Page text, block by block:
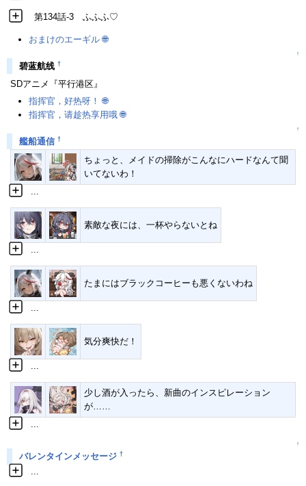
第134話-3 ふふふ♡
おまけのエーギル 🌐
↑
碧蓝航线 †
SDアニメ『平行港区』
指挥官，好热呀！ 🌐
指挥官，请趁热享用哦 🌐
↑
艦船通信 †
ちょっと、メイドの掃除がこんなにハードなんて聞
いてないわ！
...
素敵な夜には、一杯やらないとね
...
たまにはブラックコーヒーも悪くないわね
...
気分爽快だ！
...
少し酒が入ったら、新曲のインスピレーション
が……
...
↑
バレンタインメッセージ †